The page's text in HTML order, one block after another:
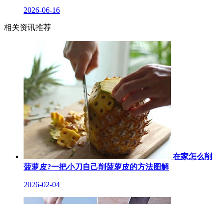
2026-06-16
相关资讯推荐
在家怎么削
菠萝皮?一把小刀自己削菠萝皮的方法图解
2026-02-04